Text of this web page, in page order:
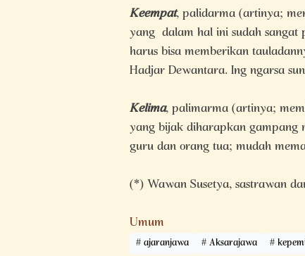
Keempat, palidarma (artinya;
yang dalam hal ini sudah
harus bisa memberikan
Hadjar Dewantara. Ing ngarsa
Kelima, palimarma (artinya;
yang bijak diharapkan gampang
guru dan orang tua; mudah
(*) Wawan Susetya, sastrawan
Umum
ajaranjawa Aksarajawa